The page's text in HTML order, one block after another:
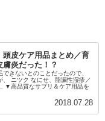
頭皮ケア用品まとめ／育
炎だった！？
きないとのことだったので、
、 ニツク なにせ、脂漏性湿疹／
▼高品質なサプリ＆ケア用品を
2018.07.28